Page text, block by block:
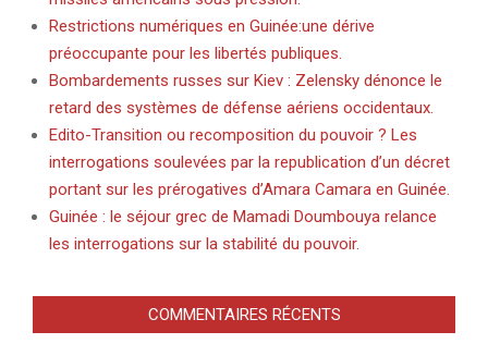
Restrictions numériques en Guinée:une dérive
préoccupante pour les libertés publiques.
Bombardements russes sur Kiev : Zelensky dénonce le
retard des systèmes de défense aériens occidentaux.
Edito-Transition ou recomposition du pouvoir ? Les
interrogations soulevées par la republication d’un décret
portant sur les prérogatives d’Amara Camara en Guinée.
Guinée : le séjour grec de Mamadi Doumbouya relance
les interrogations sur la stabilité du pouvoir.
COMMENTAIRES RÉCENTS